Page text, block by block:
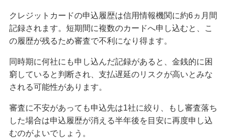
みずほJCBデビット（デビットカード）
みずほWallet
J-Coin Pay
その他決済・支払いサービス
クレジットカードの申込履歴は信用情報機関に約6ヵ月間
記録されます。短期間に複数のカードへ申し込むと、こ
の履歴が残るため審査で不利になり得ます。
同時期に何社にも申し込んだ記録があると、金銭的に困
窮していると判断され、支払遅延のリスクが高いとみな
される可能性があります。
審査に不安があっても申込先は1社に絞り、もし審査落ち
した場合は申込履歴が消える半年後を目安に再度申し込
むのがよいでしょう。